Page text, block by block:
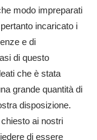
modo impreparati
incaricato i
e di
di questo
che è stata
grande quantità di
disposizione.
ai nostri
di essere